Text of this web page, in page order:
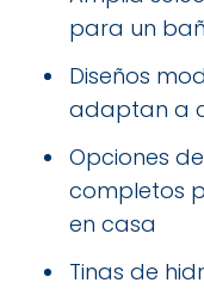
para un
Diseños
adaptan a
Opciones
completos
en casa
Tinas de